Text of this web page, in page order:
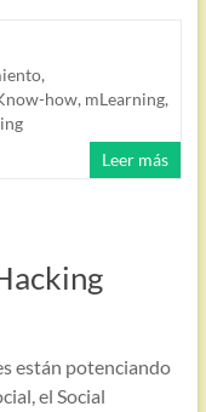
,
how, mLearning,
Leer más
están potenciando
el Social